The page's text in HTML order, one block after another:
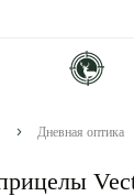
Дневная оптика